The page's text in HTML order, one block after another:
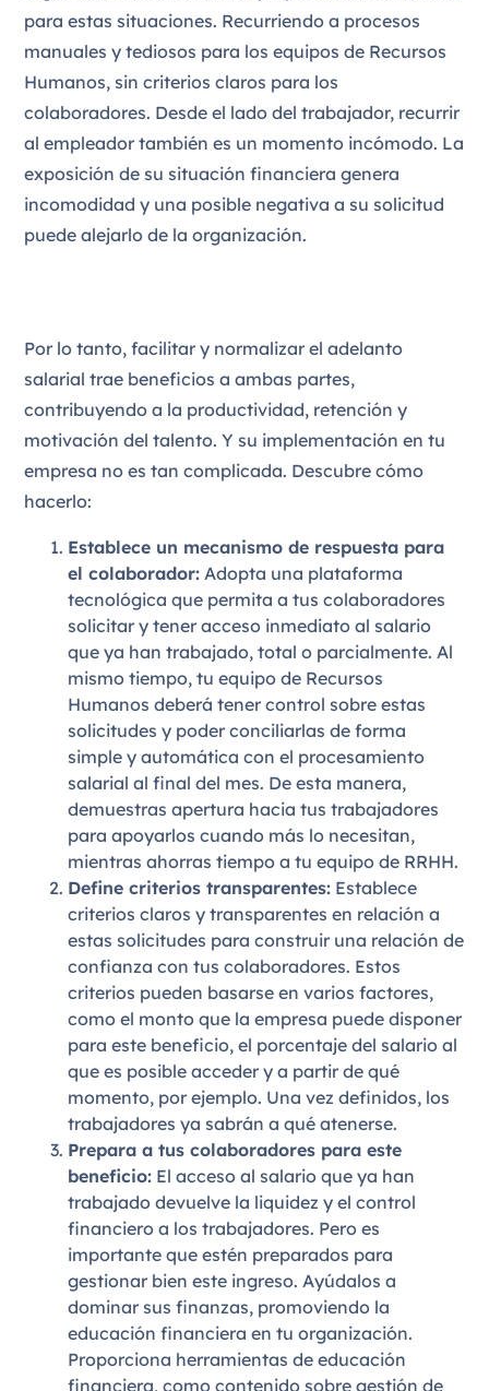
para estas situaciones. Recurriendo a procesos
manuales y tediosos para los equipos de Recursos
Humanos, sin criterios claros para los
colaboradores. Desde el lado del trabajador, recurrir
al empleador también es un momento incómodo. La
exposición de su situación financiera genera
incomodidad y una posible negativa a su solicitud
puede alejarlo de la organización.
Por lo tanto, facilitar y normalizar el adelanto
salarial trae beneficios a ambas partes,
contribuyendo a la productividad, retención y
motivación del talento. Y su implementación en tu
empresa no es tan complicada. Descubre cómo
hacerlo:
Establece un mecanismo de respuesta para
el colaborador: Adopta una plataforma
tecnológica que permita a tus colaboradores
solicitar y tener acceso inmediato al salario
que ya han trabajado, total o parcialmente. Al
mismo tiempo, tu equipo de Recursos
Humanos deberá tener control sobre estas
solicitudes y poder conciliarlas de forma
simple y automática con el procesamiento
salarial al final del mes. De esta manera,
demuestras apertura hacia tus trabajadores
para apoyarlos cuando más lo necesitan,
mientras ahorras tiempo a tu equipo de RRHH.
Define criterios transparentes: Establece
criterios claros y transparentes en relación a
estas solicitudes para construir una relación de
confianza con tus colaboradores. Estos
criterios pueden basarse en varios factores,
como el monto que la empresa puede disponer
para este beneficio, el porcentaje del salario al
que es posible acceder y a partir de qué
momento, por ejemplo. Una vez definidos, los
trabajadores ya sabrán a qué atenerse.
Prepara a tus colaboradores para este
beneficio: El acceso al salario que ya han
trabajado devuelve la liquidez y el control
financiero a los trabajadores. Pero es
importante que estén preparados para
gestionar bien este ingreso. Ayúdalos a
dominar sus finanzas, promoviendo la
educación financiera en tu organización.
Proporciona herramientas de educación
financiera, como contenido sobre gestión de